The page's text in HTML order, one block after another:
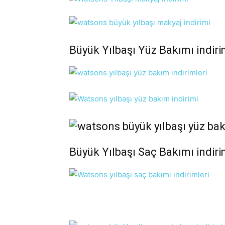
Büyük Yılbaşı Yüz Bakımı
Büyük Yılbaşı Saç Bakımı